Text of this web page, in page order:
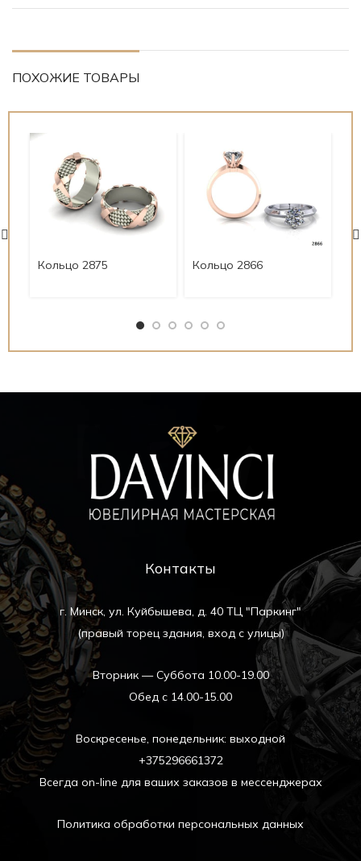
ПОХОЖИЕ ТОВАРЫ
Кольцо 2875 Кольцо 2866
Контакты
г. Минск, ул. Куйбышева, д. 40 ТЦ "Паркинг"
(правый торец здания, вход с улицы)
Вторник — Суббота 10.00-19.00
Обед с 14.00-15.00
Воскресенье, понедельник: выходной
+375296661372
Всегда on-line для ваших заказов в мессенджерах
Политика обработки персональных данных